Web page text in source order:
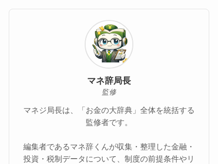
マネ辞局長
監修
マネジ局長は、「お金の大辞典」全体を統括する
監修者です。
編集者であるマネ辞くんが収集・整理した金融・
投資・税制データについて、制度の前提条件やリ